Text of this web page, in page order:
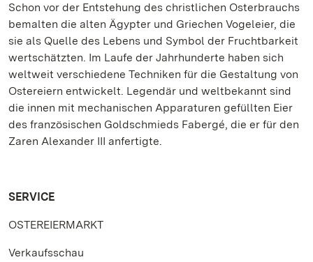
Schon vor der Entstehung des christlichen Osterbrauchs
bemalten die alten Ägypter und Griechen Vogeleier, die
sie als Quelle des Lebens und Symbol der Fruchtbarkeit
wertschätzten. Im Laufe der Jahrhunderte haben sich
weltweit verschiedene Techniken für die Gestaltung von
Ostereiern entwickelt. Legendär und weltbekannt sind
die innen mit mechanischen Apparaturen gefüllten Eier
des französischen Goldschmieds Fabergé, die er für den
Zaren Alexander III anfertigte.
SERVICE
OSTEREIERMARKT
Verkaufsschau